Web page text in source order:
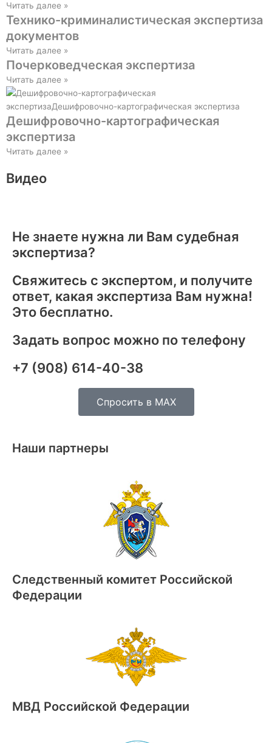
Читать далее »
Технико-криминалистическая экспертиза
документов
Читать далее »
Почерковедческая экспертиза
Читать далее »
Дешифровочно-картографическая
экспертиза
Читать далее »
Видео
Не знаете нужна ли Вам судебная
экспертиза?
Свяжитесь с экспертом, и получите
ответ, какая экспертиза Вам нужна!
Это бесплатно.
Задать вопрос можно по телефону
+7 (908) 614-40-38
Спросить в MAX
Наши партнеры
Следственный комитет Российской
Федерации
МВД Российской Федерации